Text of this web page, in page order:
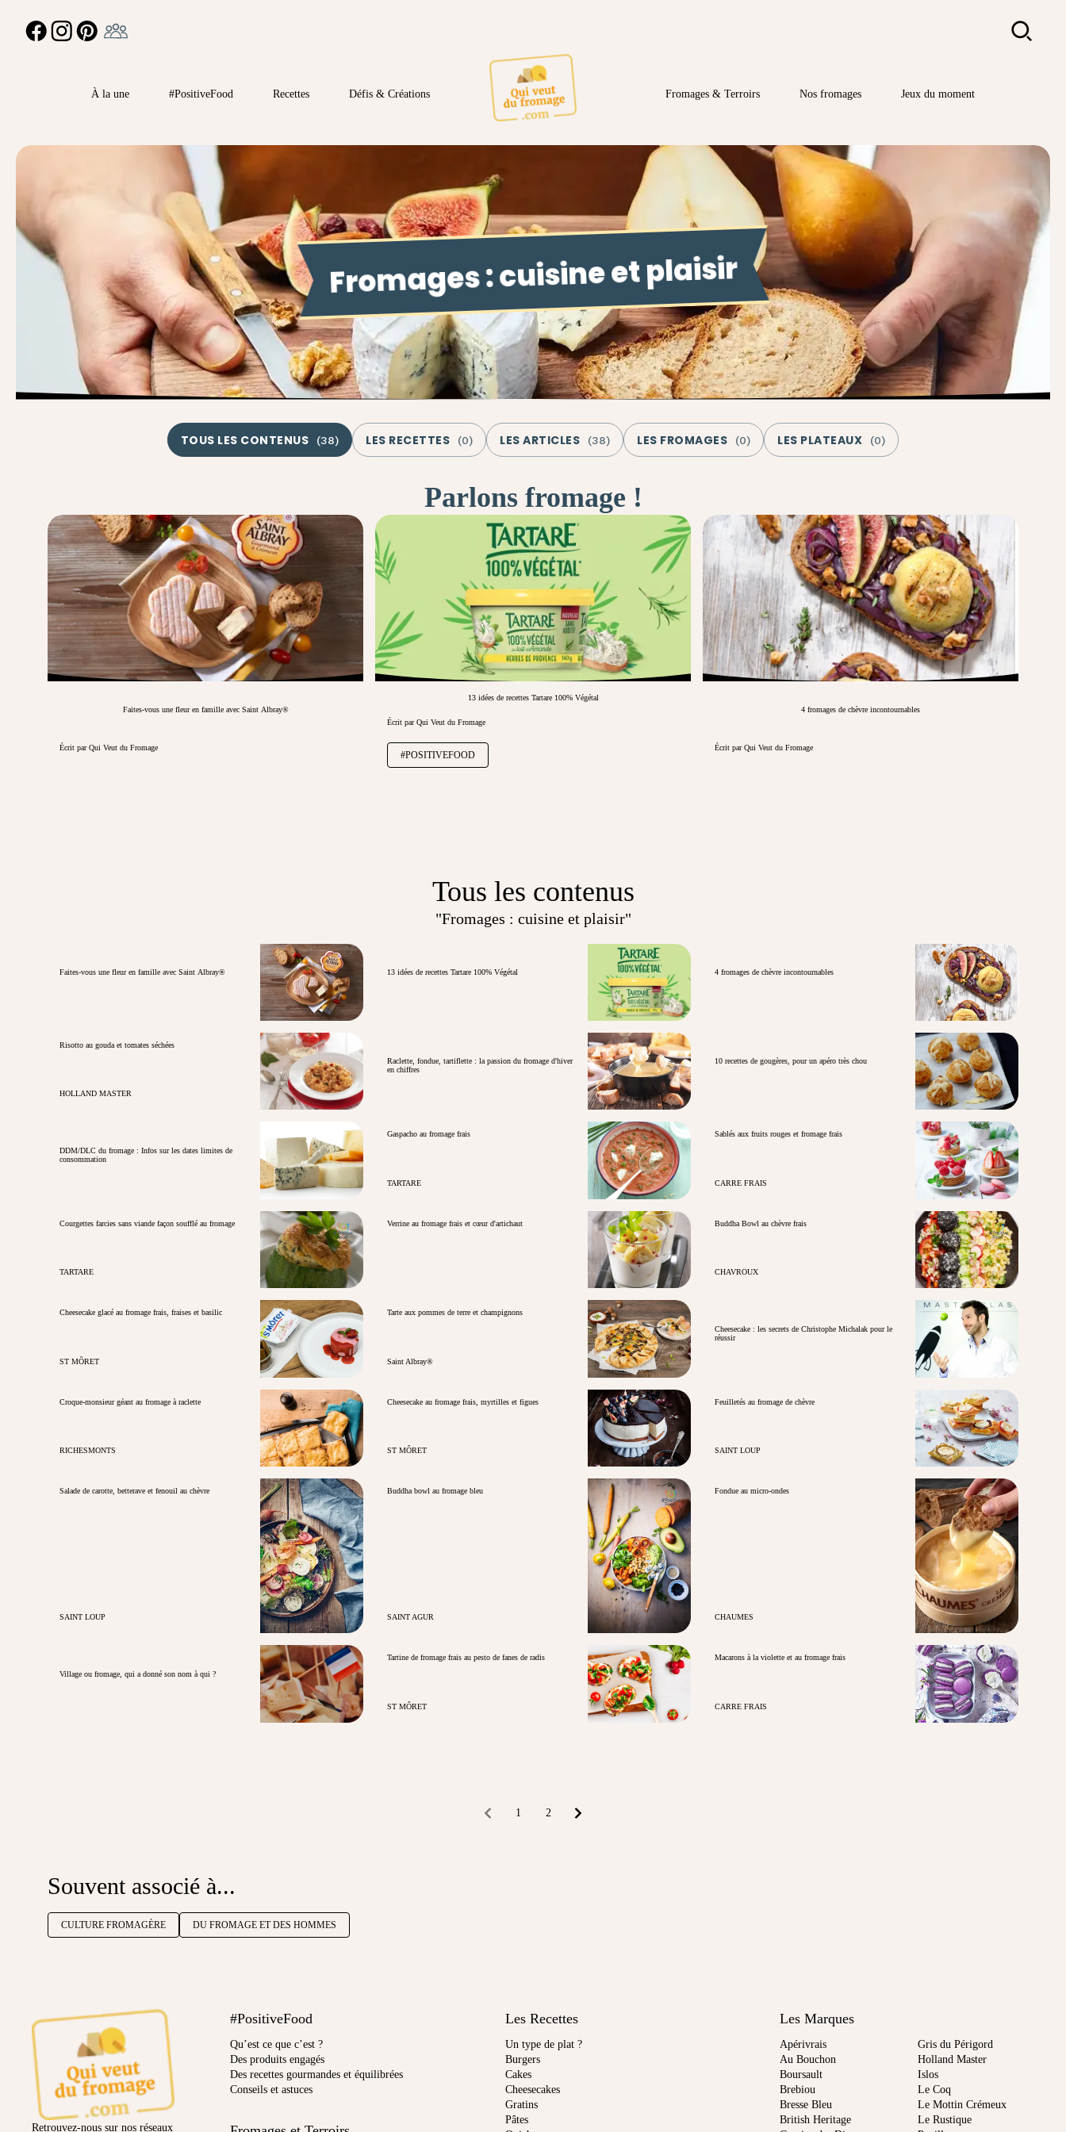
FACEBOOKINSTAGRAMPINTEREST Rechercher
À la une #PositiveFood Recettes Défis & Créations Fromages & Terroirs Nos fromages Jeux du moment
Fromages : cuisine et plaisir
TOUS LES CONTENUS (38) LES RECETTES (0) LES ARTICLES (38) LES FROMAGES (0) LES PLATEAUX (0)
Parlons fromage !
Faites-vous une fleur en famille avec Saint Albray®
Écrit par Qui Veut du Fromage
13 idées de recettes Tartare 100% Végétal
Écrit par Qui Veut du Fromage
#POSITIVEFOOD
4 fromages de chèvre incontournables
Écrit par Qui Veut du Fromage
Tous les contenus
"Fromages : cuisine et plaisir"
Faites-vous une fleur en famille avec Saint Albray® 13 idées de recettes Tartare 100% Végétal 4 fromages de chèvre incontournables
Risotto au gouda et tomates séchées
HOLLAND MASTER
Raclette, fondue, tartiflette : la passion du fromage d'hiver
en chiffres
10 recettes de gougères, pour un apéro très chou
DDM/DLC du fromage : Infos sur les dates limites de
consommation
Gaspacho au fromage frais
TARTARE
Sablés aux fruits rouges et fromage frais
CARRE FRAIS
Courgettes farcies sans viande façon soufflé au fromage
TARTARE
Verrine au fromage frais et cœur d'artichaut Buddha Bowl au chèvre frais
CHAVROUX
Cheesecake glacé au fromage frais, fraises et basilic
ST MÔRET
Tarte aux pommes de terre et champignons
Saint Albray®
Cheesecake : les secrets de Christophe Michalak pour le
réussir
Croque-monsieur géant au fromage à raclette
RICHESMONTS
Cheesecake au fromage frais, myrtilles et figues
ST MÔRET
Feuilletés au fromage de chèvre
SAINT LOUP
Salade de carotte, betterave et fenouil au chèvre
SAINT LOUP
Buddha bowl au fromage bleu
SAINT AGUR
Fondue au micro-ondes
CHAUMES
Village ou fromage, qui a donné son nom à qui ?
Tartine de fromage frais au pesto de fanes de radis
ST MÔRET
Macarons à la violette et au fromage frais
CARRE FRAIS
1 2
Souvent associé à...
CULTURE FROMAGÈRE DU FROMAGE ET DES HOMMES
Retrouvez-nous sur nos réseaux
#PositiveFood
Qu’est ce que c’est ?
Des produits engagés
Des recettes gourmandes et équilibrées
Conseils et astuces
Les Recettes
Un type de plat ?
Burgers
Cakes
Cheesecakes
Gratins
Pâtes
Les Marques
Apérivrais
Au Bouchon
Boursault
Brebiou
Bresse Bleu
British Heritage
Gris du Périgord
Holland Master
Islos
Le Coq
Le Mottin Crémeux
Le Rustique